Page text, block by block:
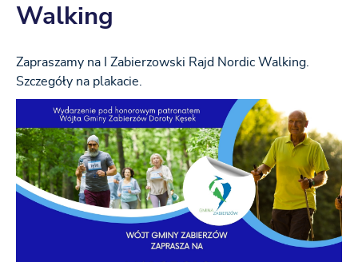
Walking
Zapraszamy na I Zabierzowski Rajd Nordic Walking.
Szczegóły na plakacie.